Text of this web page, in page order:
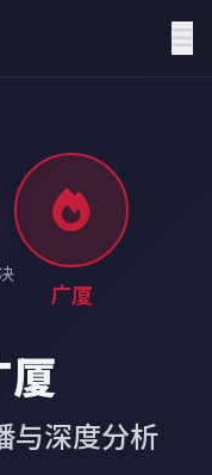
广厦
与深度分析